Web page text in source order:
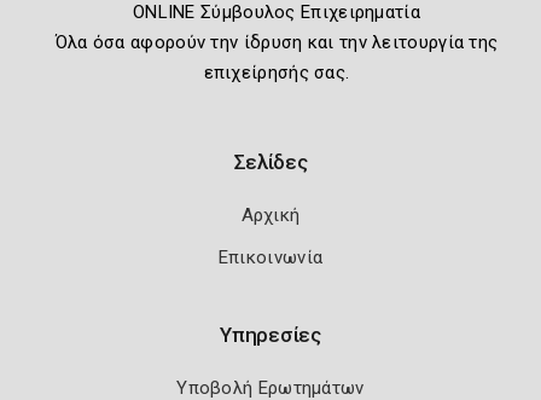
ONLINE Σύμβουλος Επιχειρηματία
Όλα όσα αφορούν την ίδρυση και την λειτουργία της
επιχείρησής σας.
Σελίδες
Αρχική
Επικοινωνία
Υπηρεσίες
Υποβολή Ερωτημάτων